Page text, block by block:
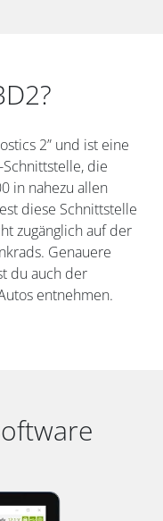
2” und ist eine
die
in nahezu allen
diese Schnittstelle
zugänglich auf der
Genauere
du auch der
entnehmen.